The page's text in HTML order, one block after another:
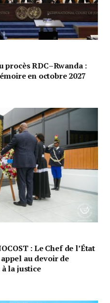
procès RDC–Rwanda :
en octobre 2027
: Le Chef de l’État
au devoir de
la justice